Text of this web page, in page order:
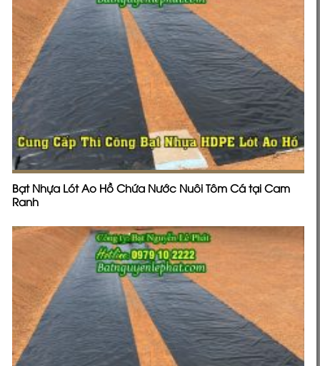
Bạt Nhựa Lót Ao Hồ Chứa Nước Nuôi Tôm Cá tại Cam
Ranh